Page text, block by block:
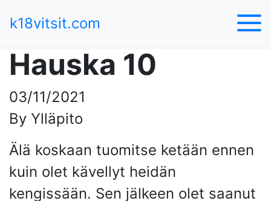
k18vitsit.com
Hauska 10
03/11/2021
By Ylläpito
Älä koskaan tuomitse ketään ennen
kuin olet kävellyt heidän
kengissään. Sen jälkeen olet saanut